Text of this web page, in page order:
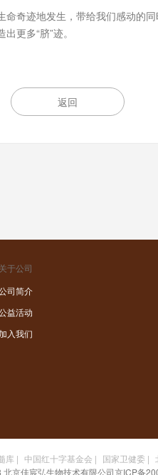
奇迹地发生，带给我们感动的
更多“脐”迹。
返回
关于公司
司简介
益活动
入我们
库 | 中国红十字基金会 | 国家卫健委 |
北京佳宸弘生物技术有限公司京ICP备